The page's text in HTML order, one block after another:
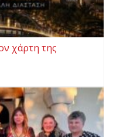
χάρτη της